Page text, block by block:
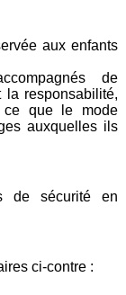
aux enfants
de
responsabilité,
ce que le mode
auxquelles ils
de sécurité en
ci-contre :